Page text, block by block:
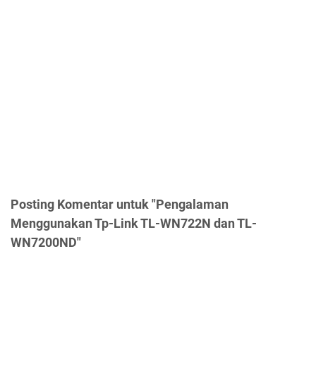
Posting Komentar untuk "Pengalaman
Menggunakan Tp-Link TL-WN722N dan TL-
WN7200ND"